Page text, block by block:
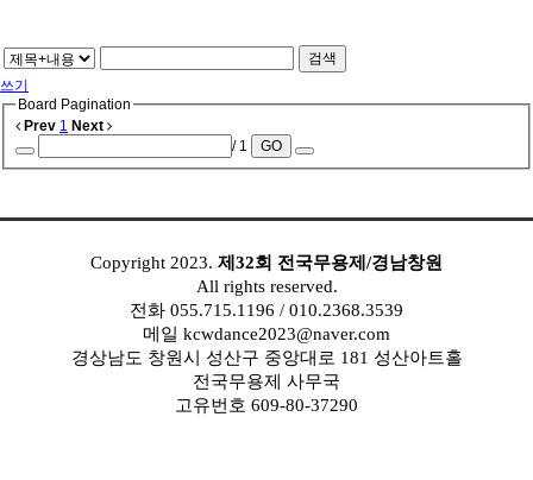
검색
쓰기
Board Pagination
Prev 1 Next
/ 1
GO
Copyright 2023. 제32회 전국무용제/경남창원
All rights reserved.
전화 055.715.1196 / 010.2368.3539
메일 kcwdance2023@naver.com
경상남도 창원시 성산구 중앙대로 181 성산아트홀
전국무용제 사무국
고유번호 609-80-37290